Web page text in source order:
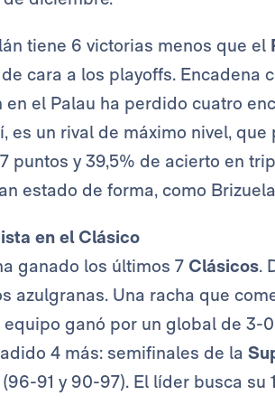
tiene 6 victorias menos que el
cara a los playoffs. Encadena
el Palau ha perdido cuatro
es un rival de máximo nivel,
puntos y 39,5% de acierto en
estado de forma, como
en el Clásico
ganado los últimos 7 Clásicos.
azulgranas. Una racha que
ganó por un global de 3-
4 más: semifinales de la
(96-91 y 90-97). El líder busca